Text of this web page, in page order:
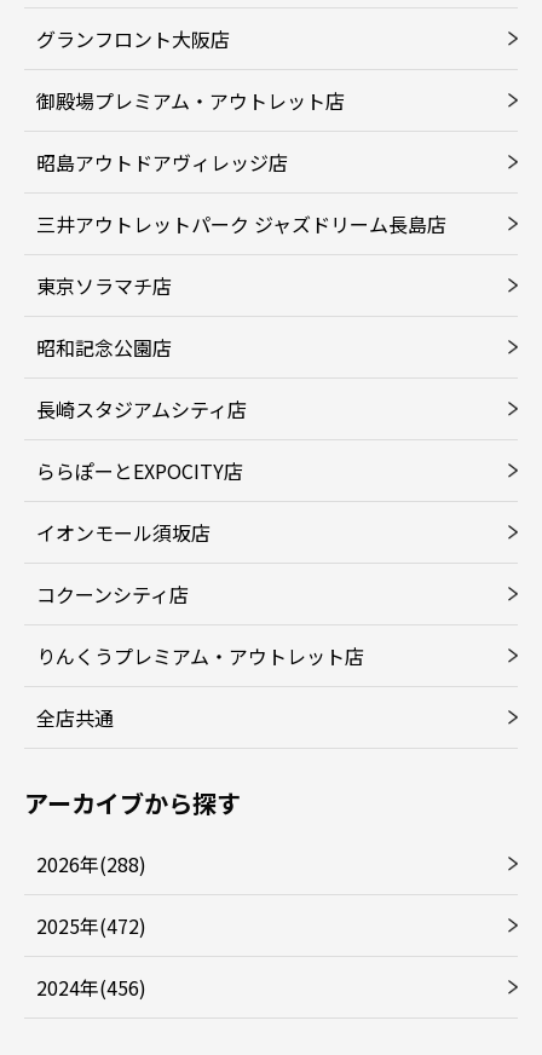
グランフロント大阪店
御殿場プレミアム・アウトレット店
昭島アウトドアヴィレッジ店
三井アウトレットパーク ジャズドリーム長島店
東京ソラマチ店
昭和記念公園店
長崎スタジアムシティ店
ららぽーとEXPOCITY店
イオンモール須坂店
コクーンシティ店
りんくうプレミアム・アウトレット店
全店共通
アーカイブから探す
2026年(288)
2025年(472)
2024年(456)